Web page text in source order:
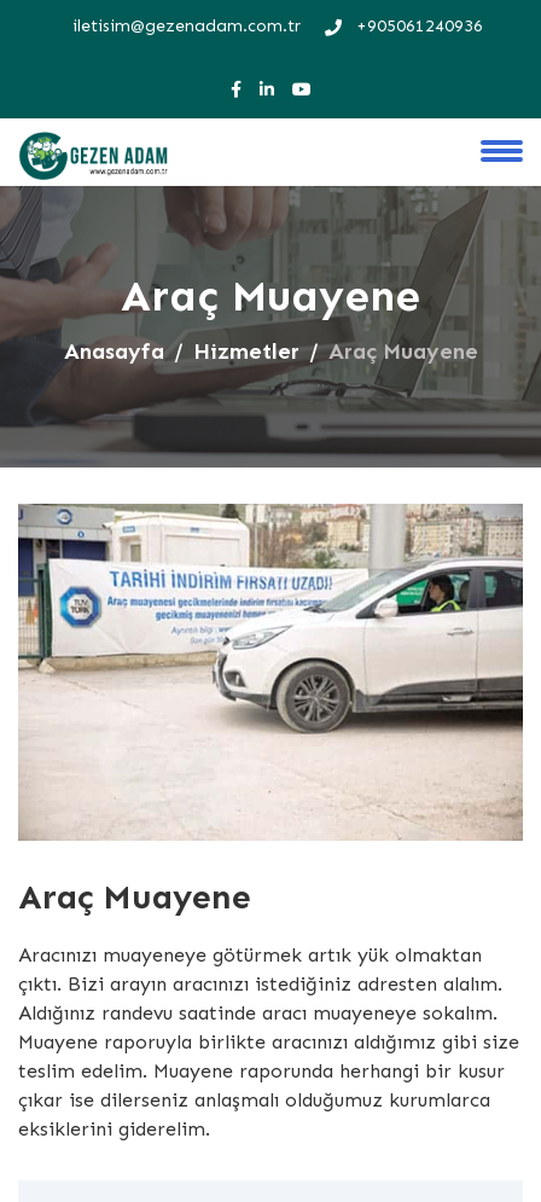
iletisim@gezenadam.com.tr +905061240936
Araç Muayene
Anasayfa Hizmetler Araç Muayene
Araç Muayene
Aracınızı muayeneye götürmek artık yük olmaktan
çıktı. Bizi arayın aracınızı istediğiniz adresten alalım.
Aldığınız randevu saatinde aracı muayeneye sokalım.
Muayene raporuyla birlikte aracınızı aldığımız gibi size
teslim edelim. Muayene raporunda herhangi bir kusur
çıkar ise dilerseniz anlaşmalı olduğumuz kurumlarca
eksiklerini giderelim.